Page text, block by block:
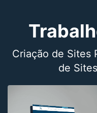
Criação de Sites
de